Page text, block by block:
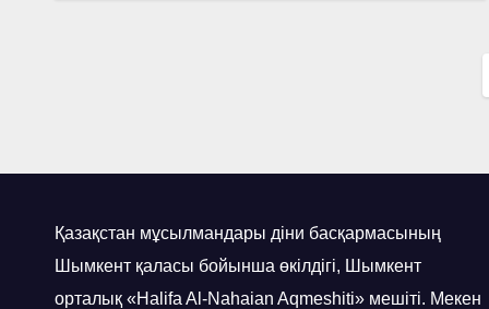
Қазақстан мұсылмандары діни басқармасының
Шымкент қаласы бойынша өкілдігі, Шымкент
орталық «Halifa Al-Nahaian Aqmeshiti» мешіті. Мекен